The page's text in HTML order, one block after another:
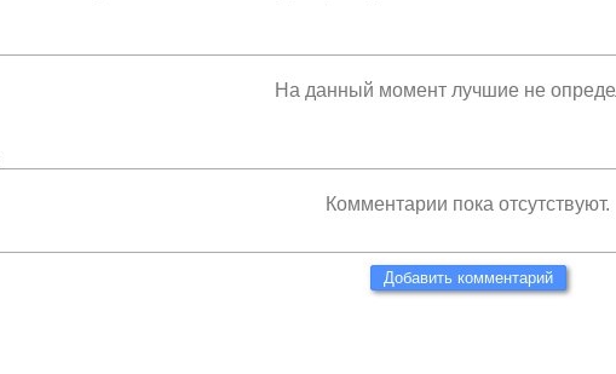
На данный момент лучшие не
Комментарии пока отсутствуют.
Добавить комментарий